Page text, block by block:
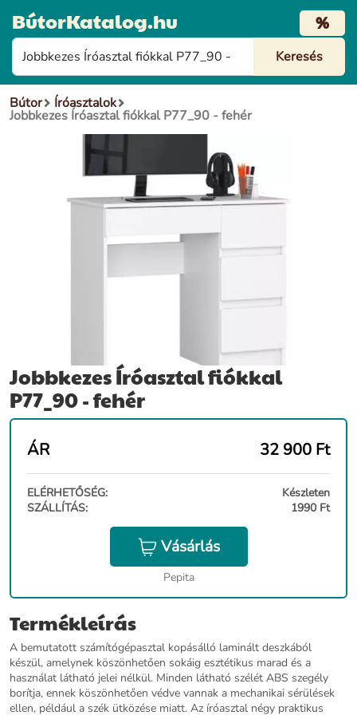
BútorKatalog.hu %
Bútor Íróasztalok
Jobbkezes Íróasztal fiókkal P77_90 - fehér
Jobbkezes Íróasztal fiókkal
P77_90 - fehér
ÁR 32 900 Ft
ELÉRHETŐSÉG:
Készleten
SZÁLLÍTÁS:
1990 Ft
Vásárlás
Pepita
Termékleírás
A bemutatott számítógépasztal kopásálló laminált deszkából
készül, amelynek köszönhetően sokáig esztétikus marad és a
használat látható jelei nélkül. Minden látható szélét ABS szegély
borítja, ennek köszönhetően védve vannak a mechanikai sérülések
ellen, például a szék ütközése miatt. Az íróasztal négy praktikus